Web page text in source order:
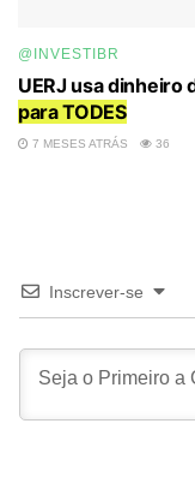
@INVESTIBR
UERJ usa dinheiro
para TODES
7 MESES ATRÁS 36
Inscrever-se